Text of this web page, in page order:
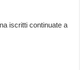
iscritti continuate a